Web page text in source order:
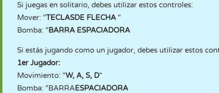
Si juegas en solitario, debes utilizar estos controles:
Mover: "TECLASDE FLECHA "
Bomba: "BARRA ESPACIADORA
Si estás jugando como un jugador, debes utilizar estos
1er Jugador:
Movimiento: "W, A, S, D"
Bomba: "BARRAESPACIADORA